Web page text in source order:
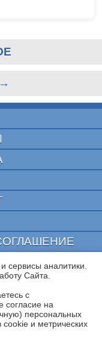
даёт добро
CURATOR
"3ДНьюс" | Свидетельство о
законодательства в сфере
наследия
автора обязательна. Полное
нарушением
только с согласия
сервисы аналитики.
Cайта.
с
согласие на
персональных
и метрических